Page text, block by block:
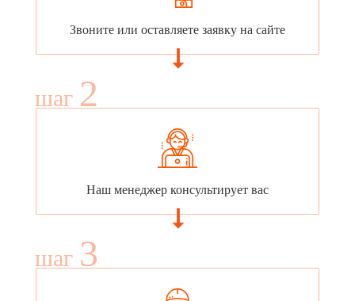
Звоните или оставляете заявку на сайте
шаг 2
Наш менеджер консультирует вас
шаг 3